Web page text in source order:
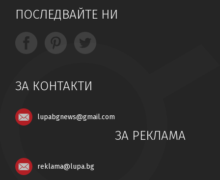
ПОСЛЕДВАЙТЕ НИ
ЗА КОНТАКТИ
lupabgnews@gmail.com
ЗА РЕКЛАМА
reklama@lupa.bg